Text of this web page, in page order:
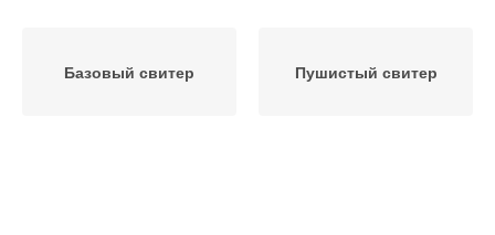
Базовый свитер Пушистый свитер